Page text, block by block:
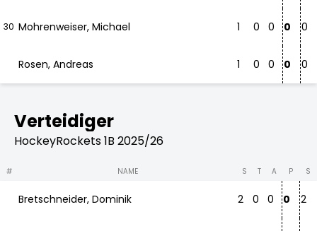
30 Mohrenweiser, Michael 1 0 0 0 0
Rosen, Andreas 1 0 0 0 0
Verteidiger
HockeyRockets 1B 2025/26
# NAME S T A P S
Bretschneider, Dominik 2 0 0 0 2